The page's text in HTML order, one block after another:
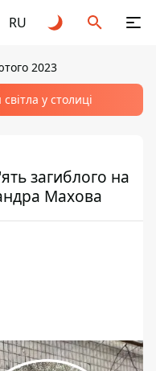
RU
2023
у столиці
загиблого на
Махова